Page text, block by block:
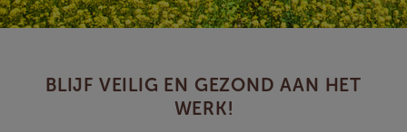
BLIJF VEILIG EN GEZOND AAN HET
WERK!